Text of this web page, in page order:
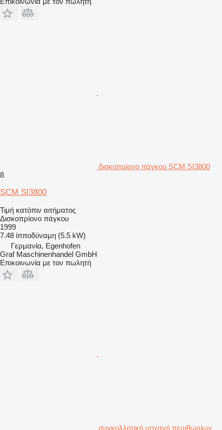
δισκοπρίονο πάγκου SCM SI3800
8
SCM SI3800
Τιμή κατόπιν αιτήματος
Δισκοπρίονο πάγκου
1999
7.48 ίπποδύναμη (5.5 kW)
Γερμανία, Egenhofen
Graf Maschinenhandel GmbH
Επικοινωνία με τον πωλητή
συγκολλητική μηχανή περιθωρίων